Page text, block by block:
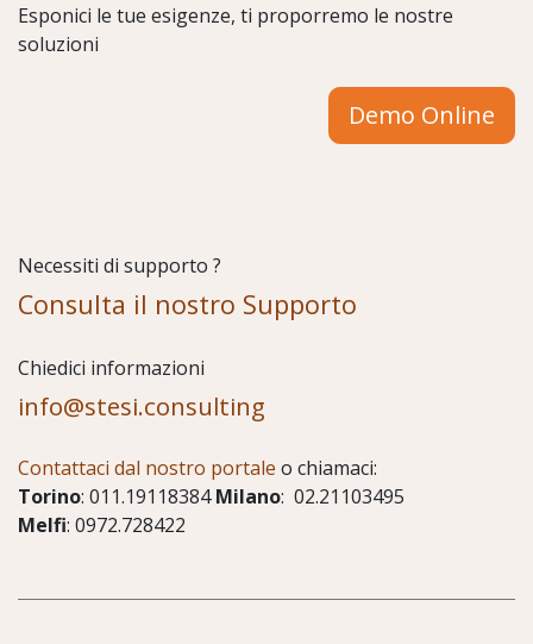
Esponici le tue esigenze, ti proporremo le nostre
soluzioni
Demo Online
Necessiti di supporto ?
Consulta il nostro Supporto
Chiedici informazioni
info@stesi.consulting
Contattaci dal nostro portale o chiamaci:
Torino: 011.19118384Milano: 02.21103495
Melfi: 0972.728422